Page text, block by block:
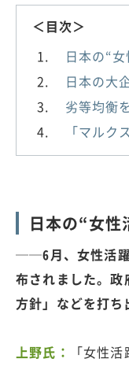
＜目次＞
日本の“
日本の大
劣等均衡
「マルク
日本の“女
──6月、女性活躍
布されました。政
方針」などを打ち
上野氏：
「女性